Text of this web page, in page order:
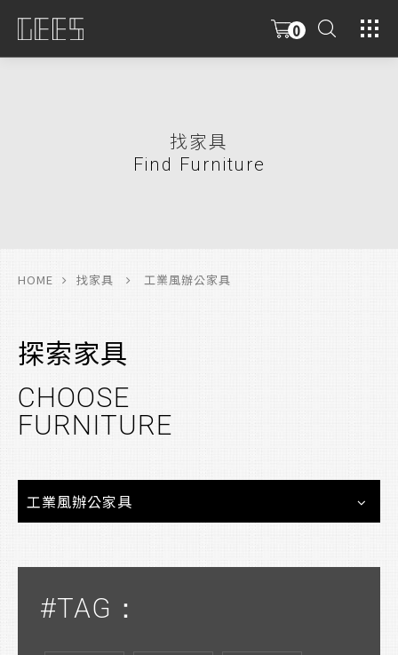
0
找家具
Find Furniture
HOME 找家具 工業風辦公家具
探索家具
CHOOSE
FURNITURE
工業風辦公家具
#TAG：